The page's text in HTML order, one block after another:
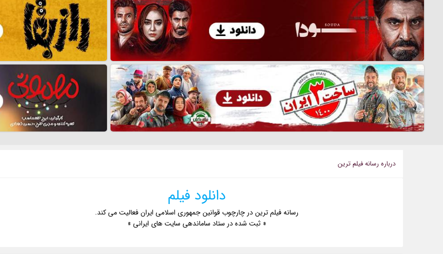
درباره رسانه فيلم ترين
دانلود فیلم
رسانه فیلم ترین در چارچوب قوانین جمهوری اسلامی ایران فعالیت می کند.
« ثبت شده در ستاد ساماندهی سایت های ایرانی »